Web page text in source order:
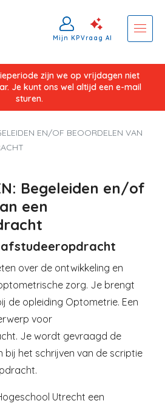
zijn we op vrijdagen niet
Je kunt ons wel altijd een e-mail
sturen.
Mijn KPVraag AI
EN/OF BEOORDELEN VAN
Begeleiden en/of
een
over de ontwikkeling en
zorg. Je brengt
de opleiding Optometrie. Een
voor
Je wordt gevraagd de
bij het schrijven van de scriptie
Utrecht een